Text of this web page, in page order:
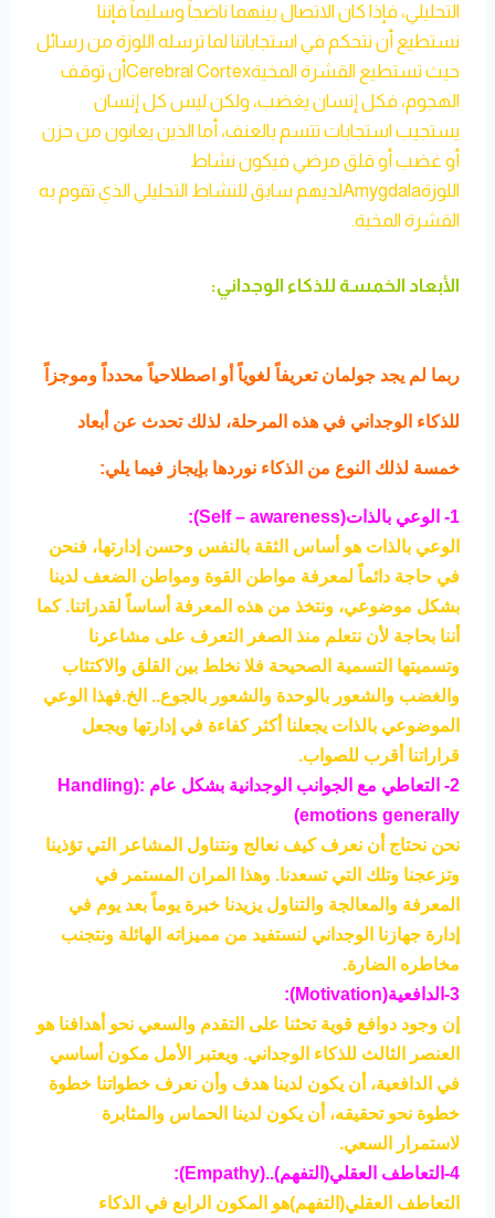
التحليلي، فإذا كان الاتصال بينهما ناضجاً وسليماً فإننا
نستطيع أن نتحكم في استجاباتنا لما ترسله اللوزة من رسائل
حيث تستطيع القشرة المخيةCerebral Cortexأن توقف
الهجوم، فكل إنسان يغضب، ولكن ليس كل إنسان
يستجيب استجابات تتسم بالعنف، أما الذين يعانون من حزن
أو غضب أو قلق مرضي فيكون نشاط
اللوزةAmygdalaلديهم سابق للنشاط التحليلي الذي تقوم به
القشرة المخية.
الأبعاد الخمسة للذكاء الوجداني:
ربما لم يجد جولمان تعريفاً لغوياً أو اصطلاحياً محدداً وموجزاً
للذكاء الوجداني في هذه المرحلة، لذلك تحدث عن أبعاد
خمسة لذلك النوع من الذكاء نوردها بإيجاز فيما يلي:
1- الوعي بالذات(Self – awareness):
الوعي بالذات هو أساس الثقة بالنفس وحسن إدارتها، فنحن
في حاجة دائماً لمعرفة مواطن القوة ومواطن الضعف لدينا
بشكل موضوعي، ونتخذ من هذه المعرفة أساساً لقدراتنا. كما
أننا بحاجة لأن نتعلم منذ الصغر التعرف على مشاعرنا
وتسميتها التسمية الصحيحة فلا نخلط بين القلق والاكتئاب
والغضب والشعور بالوحدة والشعور بالجوع.. الخ.فهذا الوعي
الموضوعي بالذات يجعلنا أكثر كفاءة في إدارتها ويجعل
قراراتنا أقرب للصواب.
2- التعاطي مع الجوانب الوجدانية بشكل عام :(Handling
emotions generally)
نحن نحتاج أن نعرف كيف نعالج ونتناول المشاعر التي تؤذينا
وتزعجنا وتلك التي تسعدنا. وهذا المران المستمر في
المعرفة والمعالجة والتناول يزيدنا خبرة يوماً بعد يوم في
إدارة جهازنا الوجداني لنستفيد من مميزاته الهائلة ونتجنب
مخاطره الضارة.
3-الدافعية(Motivation):
إن وجود دوافع قوية تحثنا على التقدم والسعي نحو أهدافنا هو
العنصر الثالث للذكاء الوجداني. ويعتبر الأمل مكون أساسي
في الدافعية، أن يكون لدينا هدف وأن نعرف خطواتنا خطوة
خطوة نحو تحقيقه، أن يكون لدينا الحماس والمثابرة
لاستمرار السعي.
4-التعاطف العقلي(التفهم)..(Empathy):
التعاطف العقلي(التفهم)هو المكون الرابع في الذكاء